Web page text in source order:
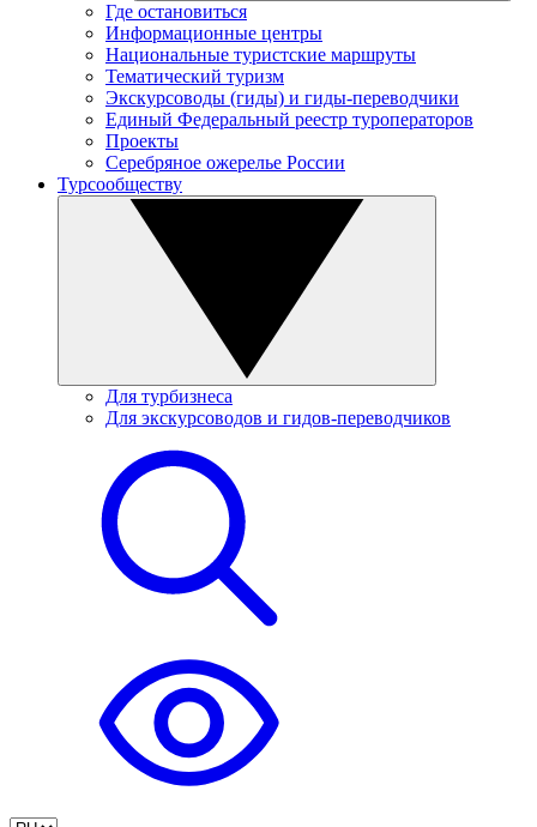
Где остановиться
Информационные центры
Национальные туристские маршруты
Тематический туризм
Экскурсоводы (гиды) и гиды-переводчики
Единый Федеральный реестр туроператоров
Проекты
Серебряное ожерелье России
Турсообществу
Для турбизнеса
Для экскурсоводов и гидов-переводчиков